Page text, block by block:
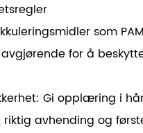
som
avgjørende for å
Gi opplæring i
riktig avhending og